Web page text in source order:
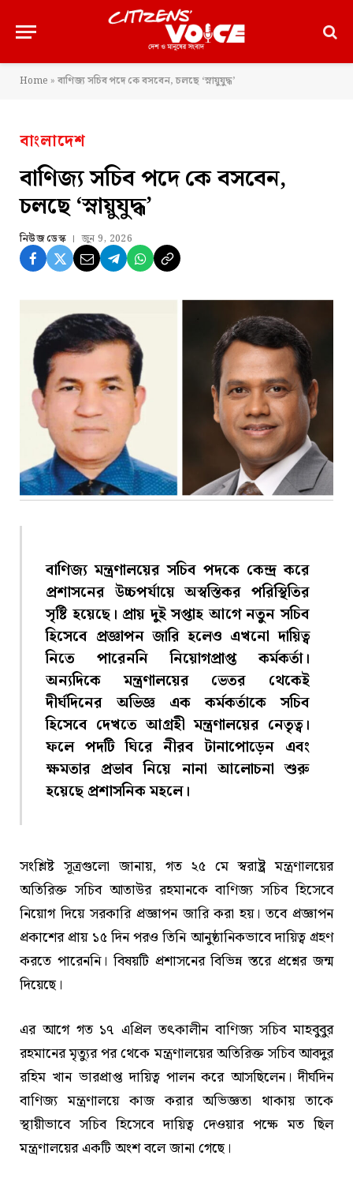
Home » বাণিজ্য সচিব পদে কে বসবেন, চলছে ‘স্নায়ুযুদ্ধ’
বাংলাদেশ
বাণিজ্য সচিব পদে কে বসবেন,
চলছে ‘স্নায়ুযুদ্ধ’
নিউজ ডেস্ক জুন 9, 2026
বাণিজ্য মন্ত্রণালয়ের সচিব পদকে কেন্দ্র করে
প্রশাসনের উচ্চপর্যায়ে অস্বস্তিকর পরিস্থিতির
সৃষ্টি হয়েছে। প্রায় দুই সপ্তাহ আগে নতুন সচিব
হিসেবে প্রজ্ঞাপন জারি হলেও এখনো দায়িত্ব
নিতে পারেননি নিয়োগপ্রাপ্ত কর্মকর্তা।
অন্যদিকে মন্ত্রণালয়ের ভেতর থেকেই
দীর্ঘদিনের অভিজ্ঞ এক কর্মকর্তাকে সচিব
হিসেবে দেখতে আগ্রহী মন্ত্রণালয়ের নেতৃত্ব।
ফলে পদটি ঘিরে নীরব টানাপোড়েন এবং
ক্ষমতার প্রভাব নিয়ে নানা আলোচনা শুরু
হয়েছে প্রশাসনিক মহলে।
সংশ্লিষ্ট সূত্রগুলো জানায়, গত ২৫ মে স্বরাষ্ট্র মন্ত্রণালয়ের
অতিরিক্ত সচিব আতাউর রহমানকে বাণিজ্য সচিব হিসেবে
নিয়োগ দিয়ে সরকারি প্রজ্ঞাপন জারি করা হয়। তবে প্রজ্ঞাপন
প্রকাশের প্রায় ১৫ দিন পরও তিনি আনুষ্ঠানিকভাবে দায়িত্ব গ্রহণ
করতে পারেননি। বিষয়টি প্রশাসনের বিভিন্ন স্তরে প্রশ্নের জন্ম
দিয়েছে।
এর আগে গত ১৭ এপ্রিল তৎকালীন বাণিজ্য সচিব মাহবুবুর
রহমানের মৃত্যুর পর থেকে মন্ত্রণালয়ের অতিরিক্ত সচিব আবদুর
রহিম খান ভারপ্রাপ্ত দায়িত্ব পালন করে আসছিলেন। দীর্ঘদিন
বাণিজ্য মন্ত্রণালয়ে কাজ করার অভিজ্ঞতা থাকায় তাকে
স্থায়ীভাবে সচিব হিসেবে দায়িত্ব দেওয়ার পক্ষে মত ছিল
মন্ত্রণালয়ের একটি অংশ বলে জানা গেছে।